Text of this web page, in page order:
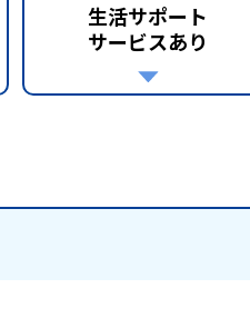
生活サポート
サービスあり